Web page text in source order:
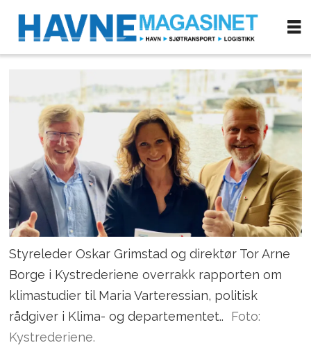
Styreleder Oskar Grimstad og direktør Tor Arne
Borge i Kystrederiene overrakk rapporten om
klimastudier til Maria Varteressian, politisk
rådgiver i Klima- og departementet..
Foto:
Kystrederiene.